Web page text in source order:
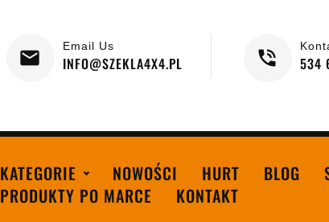
534
Email Us
INFO@SZEKLA4X4.PL
KATEGORIE NOWOŚCI HURT BLOG
PRODUKTY PO MARCE
KONTAKT